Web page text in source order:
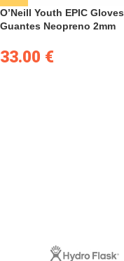
O’Neill Youth EPIC Gloves
Guantes Neopreno 2mm
33.00 €